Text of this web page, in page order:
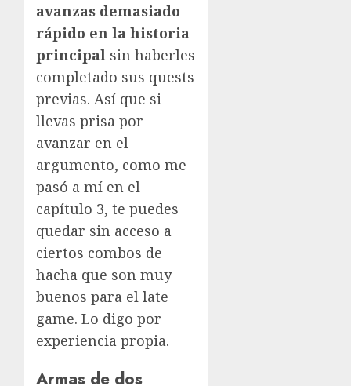
avanzas demasiado
rápido en la historia
principal sin haberles
completado sus quests
previas. Así que si
llevas prisa por
avanzar en el
argumento, como me
pasó a mí en el
capítulo 3, te puedes
quedar sin acceso a
ciertos combos de
hacha que son muy
buenos para el late
game. Lo digo por
experiencia propia.
Armas de dos